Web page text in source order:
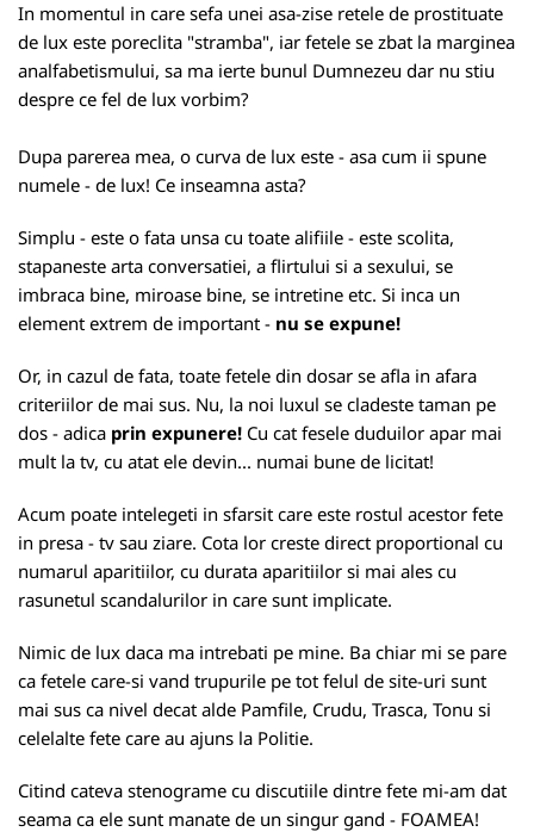
In momentul in care sefa unei asa-zise retele de prostituate
de lux este poreclita "stramba", iar fetele se zbat la marginea
analfabetismului, sa ma ierte bunul Dumnezeu dar nu stiu
despre ce fel de lux vorbim?
Dupa parerea mea, o curva de lux este - asa cum ii spune
numele - de lux! Ce inseamna asta?
Simplu - este o fata unsa cu toate alifiile - este scolita,
stapaneste arta conversatiei, a flirtului si a sexului, se
imbraca bine, miroase bine, se intretine etc. Si inca un
element extrem de important - nu se expune!
Or, in cazul de fata, toate fetele din dosar se afla in afara
criteriilor de mai sus. Nu, la noi luxul se cladeste taman pe
dos - adica prin expunere! Cu cat fesele duduilor apar mai
mult la tv, cu atat ele devin... numai bune de licitat!
Acum poate intelegeti in sfarsit care este rostul acestor fete
in presa - tv sau ziare. Cota lor creste direct proportional cu
numarul aparitiilor, cu durata aparitiilor si mai ales cu
rasunetul scandalurilor in care sunt implicate.
Nimic de lux daca ma intrebati pe mine. Ba chiar mi se pare
ca fetele care-si vand trupurile pe tot felul de site-uri sunt
mai sus ca nivel decat alde Pamfile, Crudu, Trasca, Tonu si
celelalte fete care au ajuns la Politie.
Citind cateva stenograme cu discutiile dintre fete mi-am dat
seama ca ele sunt manate de un singur gand - FOAMEA!